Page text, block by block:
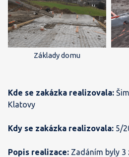
Základy domu
Kde se zakázka realizovala:
Klatovy
Kdy se zakázka realizovala: 5/
Popis realizace: Zadáním byly 3